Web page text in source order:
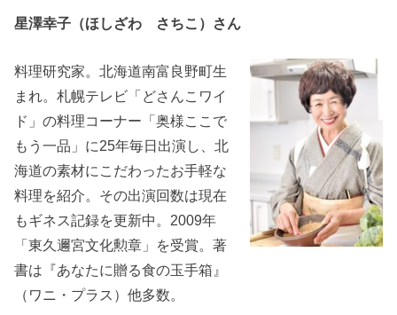
星澤幸子（ほしざわ さちこ）さん
料理研究家。北海道南富良野町生
まれ。札幌テレビ「どさんこワイ
ド」の料理コーナー「奥様ここで
もう一品」に25年毎日出演し、北
海道の素材にこだわったお手軽な
料理を紹介。その出演回数は現在
もギネス記録を更新中。2009年
「東久邇宮文化勲章」を受賞。著
書は『あなたに贈る食の玉手箱』
（ワニ・プラス）他多数。